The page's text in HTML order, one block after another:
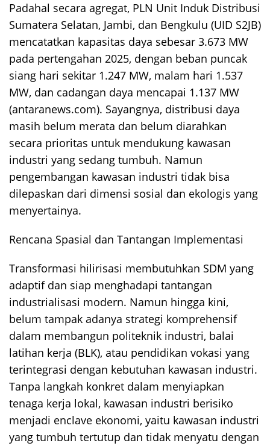
Padahal secara agregat, PLN Unit Induk Distribusi
Sumatera Selatan, Jambi, dan Bengkulu (UID S2JB)
mencatatkan kapasitas daya sebesar 3.673 MW
pada pertengahan 2025, dengan beban puncak
siang hari sekitar 1.247 MW, malam hari 1.537
MW, dan cadangan daya mencapai 1.137 MW
(antaranews.com). Sayangnya, distribusi daya
masih belum merata dan belum diarahkan
secara prioritas untuk mendukung kawasan
industri yang sedang tumbuh. Namun
pengembangan kawasan industri tidak bisa
dilepaskan dari dimensi sosial dan ekologis yang
menyertainya.
Rencana Spasial dan Tantangan Implementasi
Transformasi hilirisasi membutuhkan SDM yang
adaptif dan siap menghadapi tantangan
industrialisasi modern. Namun hingga kini,
belum tampak adanya strategi komprehensif
dalam membangun politeknik industri, balai
latihan kerja (BLK), atau pendidikan vokasi yang
terintegrasi dengan kebutuhan kawasan industri.
Tanpa langkah konkret dalam menyiapkan
tenaga kerja lokal, kawasan industri berisiko
menjadi enclave ekonomi, yaitu kawasan industri
yang tumbuh tertutup dan tidak menyatu dengan